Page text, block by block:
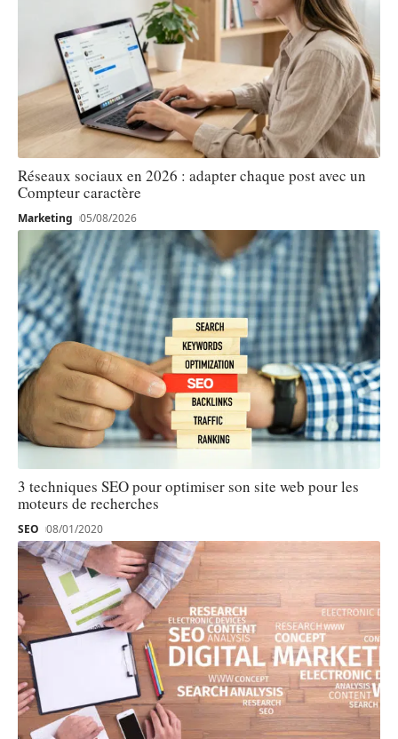
Réseaux sociaux en 2026 : adapter chaque post avec un
Compteur caractère
Marketing 05/08/2026
3 techniques SEO pour optimiser son site web pour les
moteurs de recherches
SEO 08/01/2020